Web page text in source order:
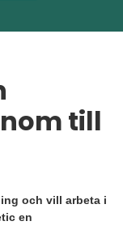
till
och vill arbeta i
en